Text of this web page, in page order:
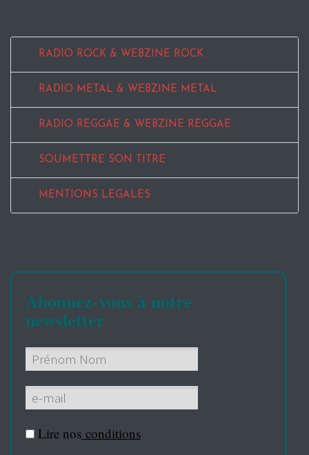
RADIO ROCK & WEBZINE ROCK
RADIO METAL & WEBZINE METAL
RADIO REGGAE & WEBZINE REGGAE
SOUMETTRE SON TITRE
MENTIONS LEGALES
Abonnez-vous à notre
newsletter
Lire nos conditions